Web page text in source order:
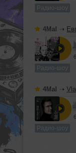
Радио-шоу
4Mal ➝
Радио-шоу
4Mal ➝
Радио-шоу